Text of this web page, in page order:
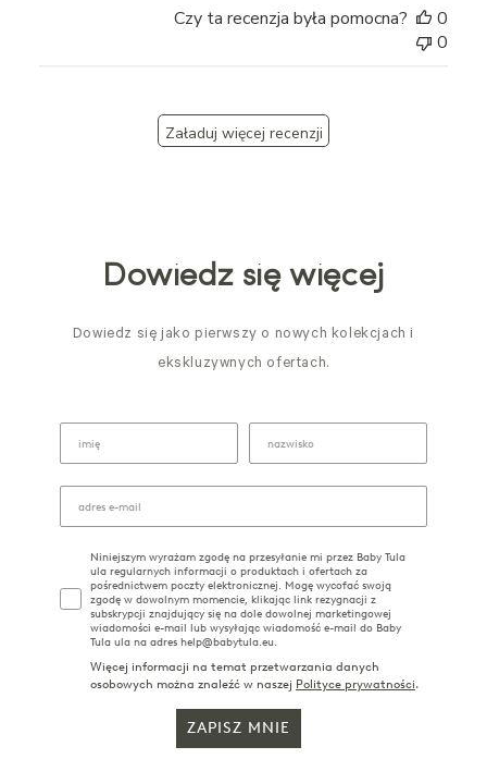
Czy ta recenzja była pomocna?
0
0
Załaduj więcej recenzji
Dowiedz się więcej
Dowiedz się jako pierwszy o nowych kolekcjach i
ekskluzywnych ofertach.
Niniejszym wyrażam zgodę na przesyłanie mi przez Baby Tula
ula regularnych informacji o produktach i ofertach za
pośrednictwem poczty elektronicznej. Mogę wycofać swoją
zgodę w dowolnym momencie, klikając link rezygnacji z
subskrypcji znajdujący się na dole dowolnej marketingowej
wiadomości e-mail lub wysyłając wiadomość e-mail do Baby
Tula ula na adres help@babytula.eu.
Więcej informacji na temat przetwarzania danych
osobowych można znaleźć w naszej Polityce prywatności.
ZAPISZ MNIE